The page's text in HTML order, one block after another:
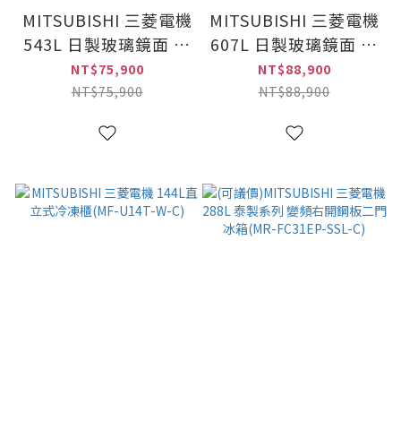
MITSUBISHI 三菱電機
543L 日製玻璃鏡面 變
頻六門電冰箱(MR-
WZ54N)/速
NT$75,900
NT$75,900
MITSUBISHI 三菱電機
607L 日製玻璃鏡面 變
頻六門電冰箱(MR-
WZ61N)/速
NT$88,900
NT$88,900